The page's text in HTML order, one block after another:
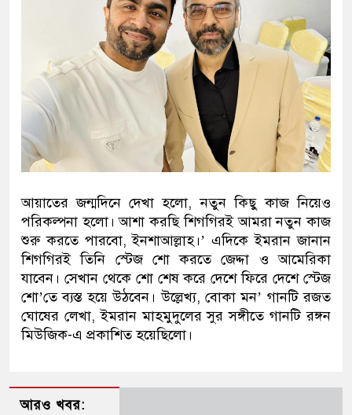
আয়াতের জন্মদিনে দেখা হলো, নতুন কিছু কাজ নিয়েও
পরিকল্পনা হলো। আশা করছি শিগগিরই আমরা নতুন কাজ
শুরু করতে পারবো, ইনশাআল্লাহ।’ এদিকে ইমরান জানান
শিগগিরই তিনি স্টেজ শো করতে জেদ্দা ও আমেরিকা
যাবেন। সেখান থেকে শো শেষ করে দেশে ফিরে দেশে স্টেজ
শো’তে ব্যস্ত হয়ে উঠবেন। উল্লেখ্য, বোকা মন’ গানটি রজত
ঘোষের লেখা, ইমরান মাহমুদুলের সুর সঙ্গীতে গানটি রঙ্গন
মিউজিক-এ প্রকাশিত হয়েছিলো।
আরও খবর: